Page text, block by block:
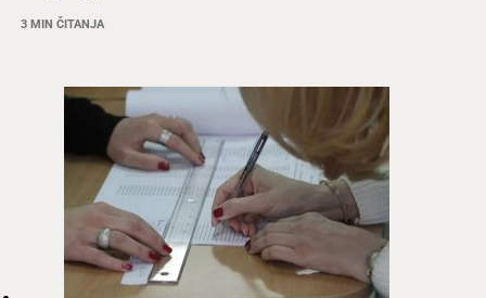
3 MIN ČITANJA